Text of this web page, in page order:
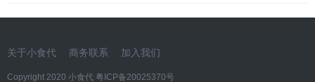
关于小食代 商务联系 加入我们
Copyright 2020 小食代 粤ICP备20025370号​